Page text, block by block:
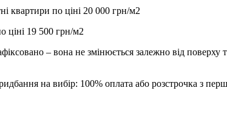
квартири по ціні 20 000 грн/м2
ціні 19 500 грн/м2
– вона не змінюється залежно від поверху
на вибір: 100% оплата або розстрочка з